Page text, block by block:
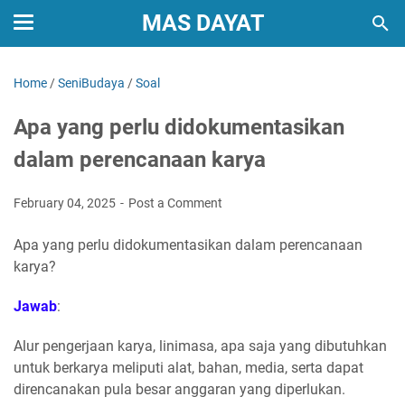
MAS DAYAT
Home /SeniBudaya /Soal
Apa yang perlu didokumentasikan
dalam perencanaan karya
February 04, 2025 Post a Comment
Apa yang perlu didokumentasikan dalam perencanaan
karya?
Jawab:
Alur pengerjaan karya, linimasa, apa saja yang dibutuhkan
untuk berkarya meliputi alat, bahan, media, serta dapat
direncanakan pula besar anggaran yang diperlukan.